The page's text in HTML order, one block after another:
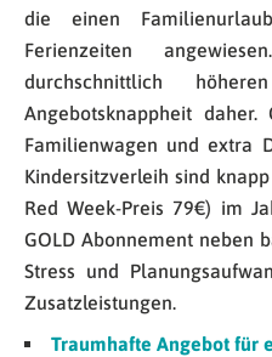
die einen
Ferienzeiten
durchschnittlich
Angebotsknappheit
Familienwagen und extra
Kindersitzverleih sind
Red Week-Preis 79€) im
GOLD Abonnement neben
Stress und
Zusatzleistungen.
Traumhafte Angebot für